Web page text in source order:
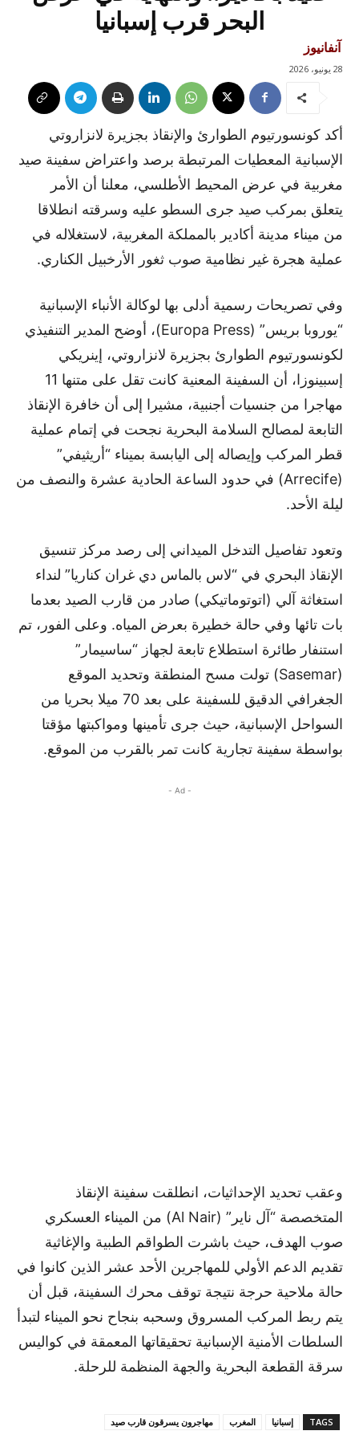
البحر قرب إسبانيا
آنفانيوز
28 يونيو، 2026
أكد كونسورتيوم الطوارئ والإنقاذ بجزيرة لانزاروتي
الإسبانية المعطيات المرتبطة برصد واعتراض سفينة صيد
مغربية في عرض المحيط الأطلسي، معلنا أن الأمر
يتعلق بمركب صيد جرى السطو عليه وسرقته انطلاقا
من ميناء مدينة أكادير بالمملكة المغربية، لاستغلاله في
عملية هجرة غير نظامية صوب ثغور الأرخبيل الكناري.
وفي تصريحات رسمية أدلى بها لوكالة الأنباء الإسبانية
“يوروبا بريس” (Europa Press)، أوضح المدير التنفيذي
لكونسورتيوم الطوارئ بجزيرة لانزاروتي، إينريكي
إسبينوزا، أن السفينة المعنية كانت تقل على متنها 11
مهاجرا من جنسيات أجنبية، مشيرا إلى أن خافرة الإنقاذ
التابعة لمصالح السلامة البحرية نجحت في إتمام عملية
قطر المركب وإيصاله إلى اليابسة بميناء “أريثيفي”
(Arrecife) في حدود الساعة الحادية عشرة والنصف من
ليلة الأحد.
وتعود تفاصيل التدخل الميداني إلى رصد مركز تنسيق
الإنقاذ البحري في “لاس بالماس دي غران كناريا” لنداء
استغاثة آلي (اتوتوماتيكي) صادر من قارب الصيد بعدما
بات تائها وفي حالة خطيرة بعرض المياه. وعلى الفور، تم
استنفار طائرة استطلاع تابعة لجهاز “ساسيمار”
(Sasemar) تولت مسح المنطقة وتحديد الموقع
الجغرافي الدقيق للسفينة على بعد 70 ميلا بحريا من
السواحل الإسبانية، حيث جرى تأمينها ومواكبتها مؤقتا
بواسطة سفينة تجارية كانت تمر بالقرب من الموقع.
- Ad -
وعقب تحديد الإحداثيات، انطلقت سفينة الإنقاذ
المتخصصة “آل ناير” (Al Nair) من الميناء العسكري
صوب الهدف، حيث باشرت الطواقم الطبية والإغاثية
تقديم الدعم الأولي للمهاجرين الأحد عشر الذين كانوا في
حالة ملاحية حرجة نتيجة توقف محرك السفينة، قبل أن
يتم ربط المركب المسروق وسحبه بنجاح نحو الميناء لتبدأ
السلطات الأمنية الإسبانية تحقيقاتها المعمقة في كواليس
سرقة القطعة البحرية والجهة المنظمة للرحلة.
TAGS إسبانيا المغرب مهاجرون يسرقون قارب صيد